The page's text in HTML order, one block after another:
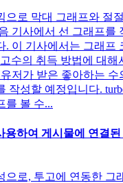
으로 막대 그래프와 절
기사에서 선 그래프를
. 이 기사에서는 그래프
수의 취득 방법에 대
저가 받은 좋아하는 수
작성할 예정입니다.
를 볼 수...
용하여 게시물에 연결된
으로, 투고에 연동한 그